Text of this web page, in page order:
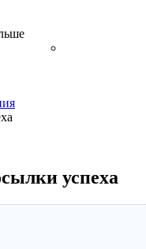
успеха